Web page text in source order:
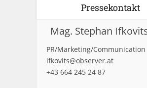
Pressekontakt
Mag. Stephan
PR/Marketing/Communication
ifkovits@observer.at
+43 664 245 24 87